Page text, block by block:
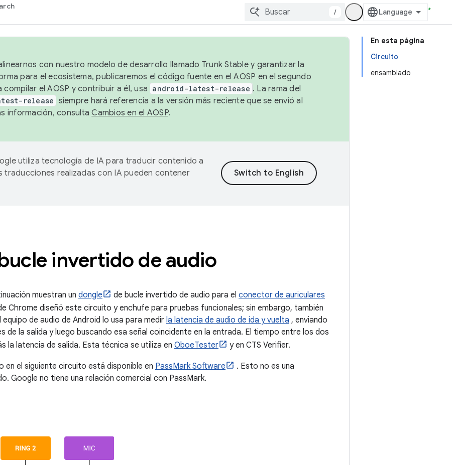
/
En esta página
Circuito
ensamblado
con nuestro modelo de desarrollo llamado Trunk Stable y garantizar la
para el ecosistema, publicaremos el código fuente en el AOSP en el segundo
el AOSP y contribuir a él, usa android-latest-release . La rama del
release siempre hará referencia a la versión más reciente que se envió al
información, consultaCambios en el AOSP.
utiliza tecnología de IA para traducir contenido a
traducciones realizadas con IA pueden contener
invertido de audio
muestran un dongle de bucle invertido de audio para el conector de auriculares
Chrome diseñó este circuito y enchufe para pruebas funcionales; sin embargo, también
de audio de Android lo usa para medir la latencia de audio de ida y vuelta , enviando
de la salida y luego buscando esa señal coincidente en la entrada. El tiempo entre los dos
la latencia de salida. Esta técnica se utiliza en OboeTester y en CTS Verifier.
en el siguiente circuito está disponible en PassMark Software
. Esto no es una
Google no tiene una relación comercial con PassMark.